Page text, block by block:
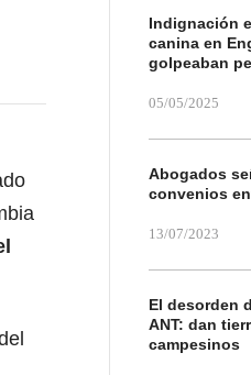
Indignación
canina en
golpeaban
05/05/2025
Abogados
convenios
13/07/2023
El desorden
ANT: dan
campesinos